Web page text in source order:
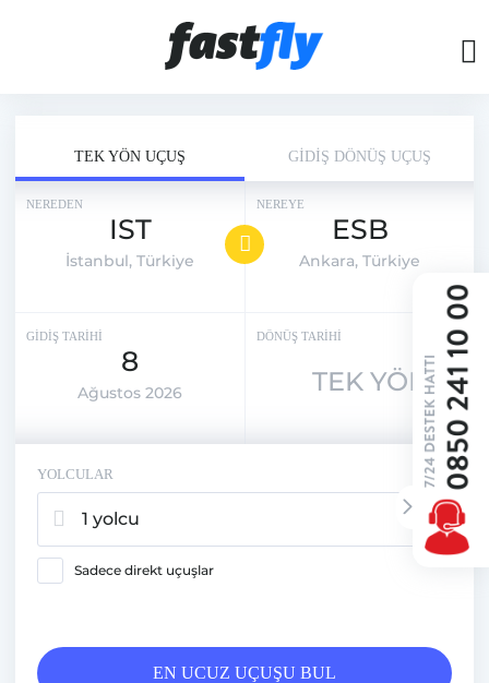
TEK YÖN UÇUŞ GİDİŞ DÖNÜŞ UÇUŞ
NEREDEN
IST
İstanbul, Türkiye
NEREYE
ESB
Ankara, Türkiye
GİDİŞ TARİHİ
8
Ağustos 2026
DÖNÜŞ TARİHİ
TEK YÖN
YOLCULAR
1 yolcu
Sadece direkt uçuşlar
EN UCUZ UÇUŞU BUL